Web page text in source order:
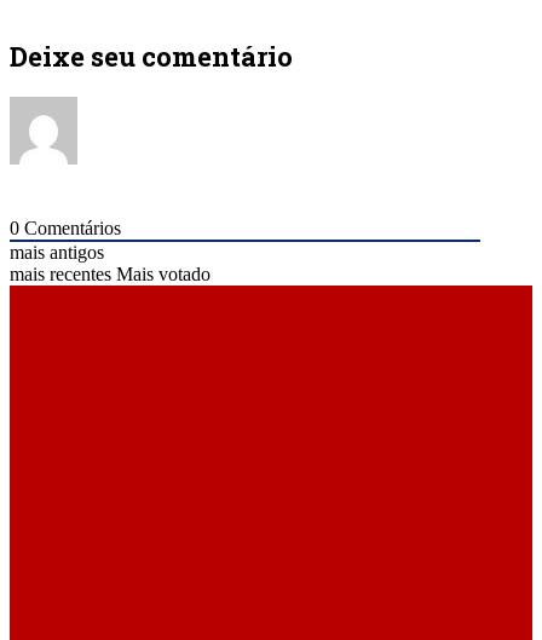
Deixe seu comentário
0 Comentários
mais antigos
mais recentes Mais votado